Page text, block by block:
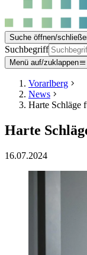
Suche öffnen/
Suchbegriff
Menü auf/zuklappen
Vorarlberg
News
Harte Schläge
Harte
16.07.2024